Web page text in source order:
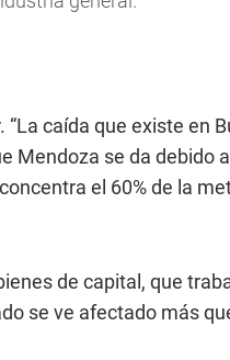
“La caída que existe en
Mendoza se da debido
el 60% de la
de capital, que
se ve afectado más